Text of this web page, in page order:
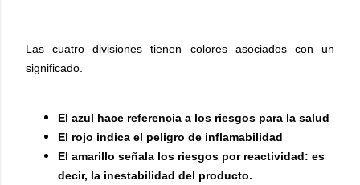
Las cuatro divisiones tienen colores asociados con un
significado.
El azul hace referencia a los riesgos para la salud
El rojo indica el peligro de inflamabilidad
El amarillo señala los riesgos por reactividad: es
decir, la inestabilidad del producto.